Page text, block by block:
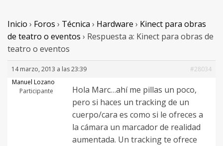
Vjspain
Ayuda
Contacto
Entrar
Inicio › Foros › Técnica › Hardware › Kinect para obras
de teatro o eventos › Respuesta a: Kinect para obras de
teatro o eventos
14 marzo, 2013 a las 23:39
#28034
Manuel Lozano
Participante
Hola Marc…ahí me pillas un poco,
pero si haces un tracking de un
cuerpo/cara es como si le ofreces a
la cámara un marcador de realidad
aumentada. Un tracking te ofrece